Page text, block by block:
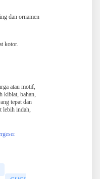
dan ornamen
kotor.
atau motif,
kiblat, bahan,
tepat dan
lebih indah,